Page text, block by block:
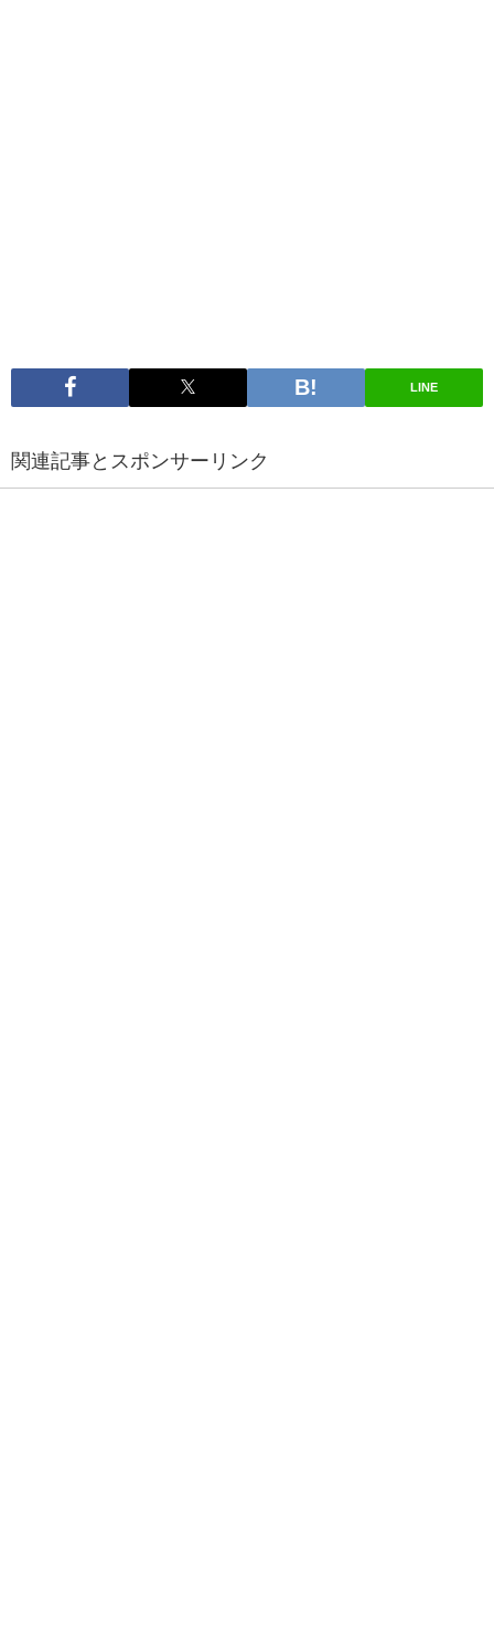
LINE
関連記事とスポンサーリンク